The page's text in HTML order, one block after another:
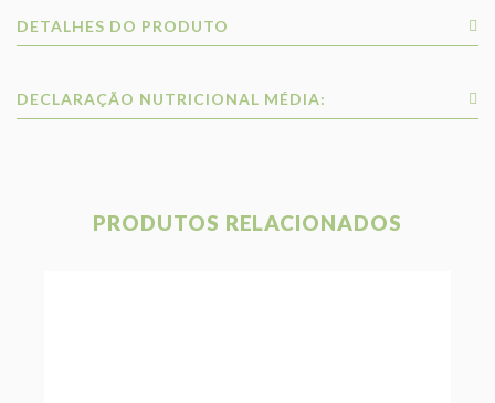
DETALHES DO PRODUTO
DECLARAÇÃO NUTRICIONAL MÉDIA:
PRODUTOS RELACIONADOS